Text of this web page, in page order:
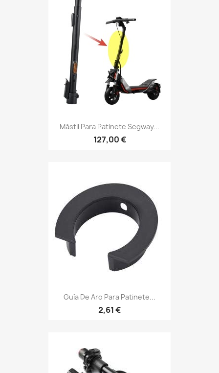
Mástil Para Patinete Segway...
127,00 €
Guía De Aro Para Patinete...
2,61 €